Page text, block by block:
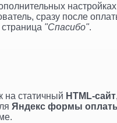
сразу после
"Спасибо".
на статичный HTML-сайт
Яндекс формы